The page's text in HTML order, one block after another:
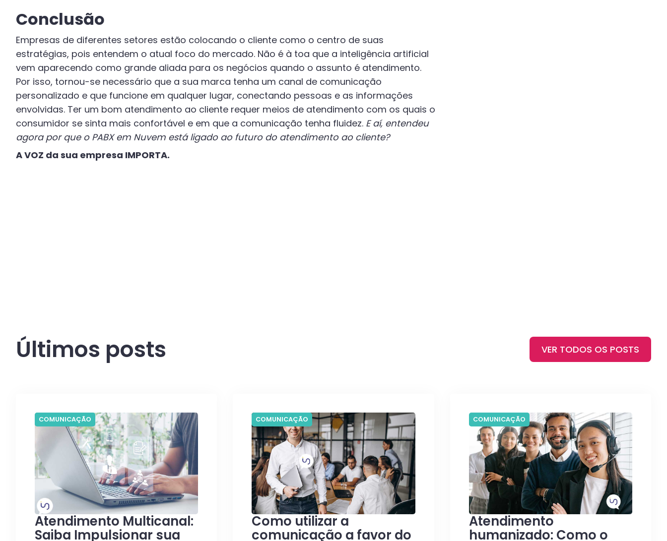
Conclusão
Empresas de diferentes setores estão colocando o cliente como o centro de suas
estratégias, pois entendem o atual foco do mercado. Não é à toa que a inteligência artificial
vem aparecendo como grande aliada para os negócios quando o assunto é atendimento.
Por isso, tornou-se necessário que a sua marca tenha um canal de comunicação
personalizado e que funcione em qualquer lugar, conectando pessoas e as informações
envolvidas. Ter um bom atendimento ao cliente requer meios de atendimento com os quais o
consumidor se sinta mais confortável e em que a comunicação tenha fluidez. E aí, entendeu
agora por que o PABX em Nuvem está ligado ao futuro do atendimento ao cliente?
A VOZ da sua empresa IMPORTA.
Últimos posts VER TODOS OS POSTS
COMUNICAÇÃO
Atendimento Multicanal:
Saiba Impulsionar sua
COMUNICAÇÃO
Como utilizar a
comunicação a favor do
COMUNICAÇÃO
Atendimento
humanizado: Como o